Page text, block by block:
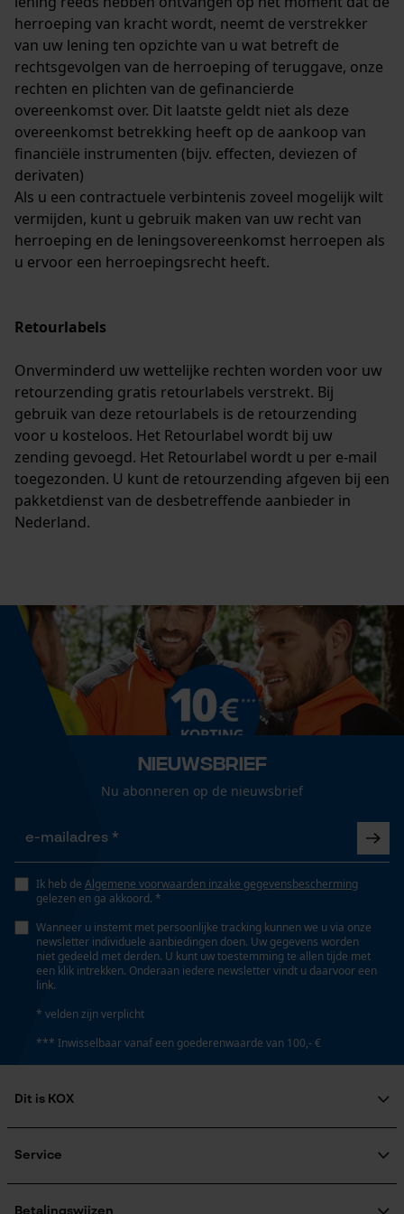
herroeping van kracht wordt, neemt de verstrekker
van uw lening ten opzichte van u wat betreft de
rechtsgevolgen van de herroeping of teruggave, onze
rechten en plichten van de gefinancierde
overeenkomst over. Dit laatste geldt niet als deze
overeenkomst betrekking heeft op de aankoop van
financiële instrumenten (bijv. effecten, deviezen of
derivaten)
Als u een contractuele verbintenis zoveel mogelijk wilt
vermijden, kunt u gebruik maken van uw recht van
herroeping en de leningsovereenkomst herroepen als
u ervoor een herroepingsrecht heeft.
Retourlabels
Onverminderd uw wettelijke rechten worden voor uw
retourzending gratis retourlabels verstrekt. Bij
gebruik van deze retourlabels is de retourzending
voor u kosteloos. Het Retourlabel wordt bij uw
zending gevoegd. Het Retourlabel wordt u per e-mail
toegezonden. U kunt de retourzending afgeven bij een
pakketdienst van de desbetreffende aanbieder in
Nederland.
Nieuwsbrief
Nu abonneren op de nieuwsbrief
Ik heb de Algemene voorwaarden inzake gegevensbescherming
gelezen en ga akkoord. *
Wanneer u instemt met persoonlijke tracking kunnen we u via onze
newsletter individuele aanbiedingen doen. Uw gegevens worden
niet gedeeld met derden. U kunt uw toestemming te allen tijde met
een klik intrekken. Onderaan iedere newsletter vindt u daarvoor een
link.
* velden zijn verplicht
*** Inwisselbaar vanaf een goederenwaarde van 100,- €
Dit is KOX
Maatschappelijke betrokkenheid
Service
Betalingswijzen
Econda Tag Manager
Statistische Cookies
Mouseflow Web Analytics Tool
Fact-Finder Tracking
Prestatie en functionele
Cookies
Loop54 Personalization
Gepersonaliseerde homepage
Persoonlijke begroeting
Marketing Cookies
Microsoft Advertising Universal
Event Tracking